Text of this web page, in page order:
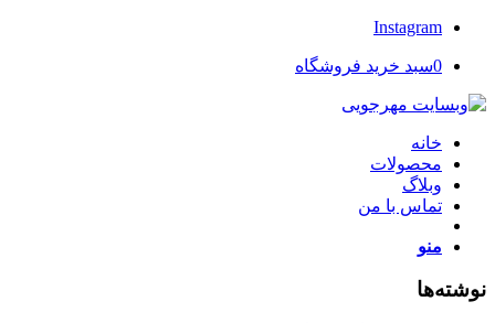
Instagram
0سبد خرید فروشگاه
خانه
محصولات
وبلاگ
تماس با من
منو
نوشته‌ها